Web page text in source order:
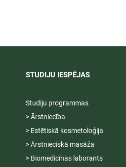
STUDIJU IESPĒJAS
Studiju programmas
> Ārstniecība
> Estētiskā kosmetoloģija
> Ārstnieciskā masāža
> Biomedicīnas laborants